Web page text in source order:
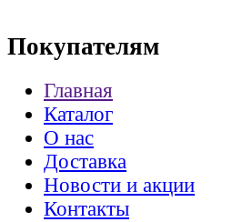
Покупателям
Главная
Каталог
О нас
Доставка
Новости и акции
Контакты